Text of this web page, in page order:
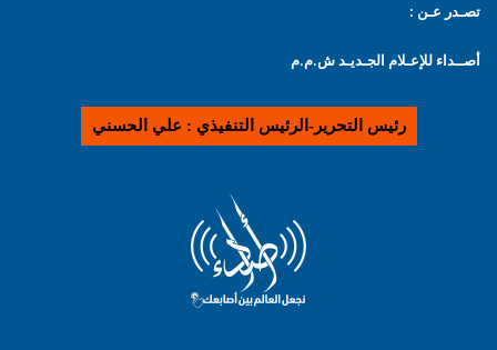
تصـدر عـن :
أصــداء للإعـلام الجـديـد ش.م.م
رئيس التحرير-الرئيس التنفيذي : علي الحسني